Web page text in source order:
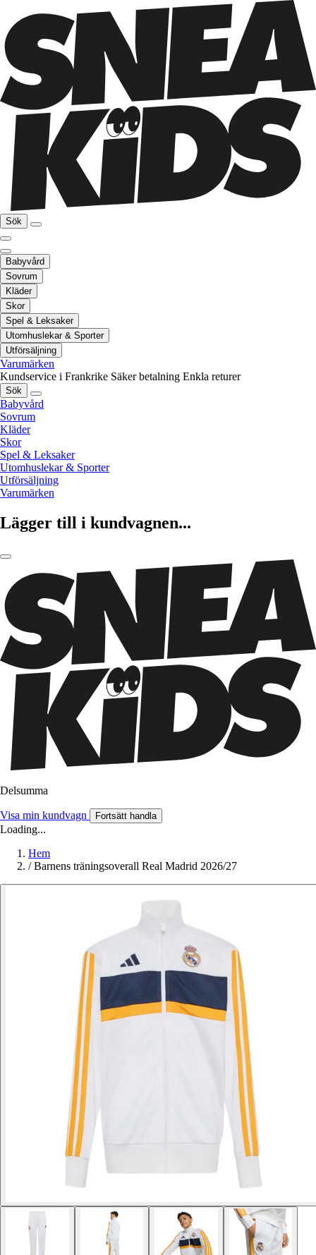
Sök
Babyvård
Sovrum
Kläder
Skor
Spel & Leksaker
Utomhuslekar & Sporter
Utförsäljning
Varumärken
Kundservice i Frankrike Säker betalning Enkla returer
Sök
Babyvård
Sovrum
Kläder
Skor
Spel & Leksaker
Utomhuslekar & Sporter
Utförsäljning
Varumärken
Lägger till i kundvagnen...
Delsumma
Visa min kundvagn Fortsätt handla
Loading...
Hem
/ Barnens träningsoverall Real Madrid 2026/27